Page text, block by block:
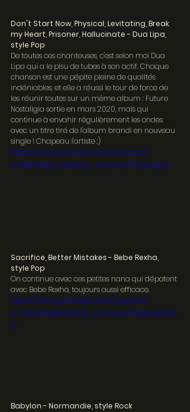
Don't Start Now, Physical, Levitating, Break
my Heart, Prisoner, Hallucinate - Dua Lipa,
style Pop
De toutes ces chanteuses, c'est selon moi Dua
Lipa qui a le plsu de tubes à son actif. Chaque
chanson est une pépite pleine de qualités
indéniables, et elle a réussi le tour de force de
les réunir toutes sur un même album : Future
Nostaligia sortie en mars 2020, mais qui
continue à envahir régulièrement les ondes
avec un titre tiré de l'album brandi en nouveau
single ! Chapeau l'artiste :)
https://www.youtube.com/watch?
v=9HDEHj2yzew&ab_channel=DuaLipa
Sacrifice, Better Mistakes - Bebe Rexha,
style Pop
On continue avec ces petites nana qui dépotent
avec Bebe Rexha, toujours aussi efficace.
https://www.youtube.com/watch?
v=vTAOh1ARBOI&ab_channel=BebeRexh
a
Babylon - Normandie, style Rock